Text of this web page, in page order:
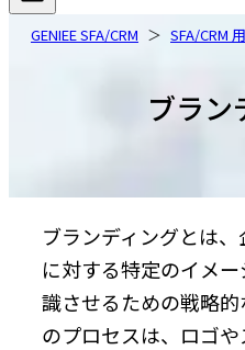
GENIEE SFA/CRM SFA/CRM
ブラン
ブランディングとは
に対する特定のイメ
識させるための戦略
のプロセスは、ロゴ